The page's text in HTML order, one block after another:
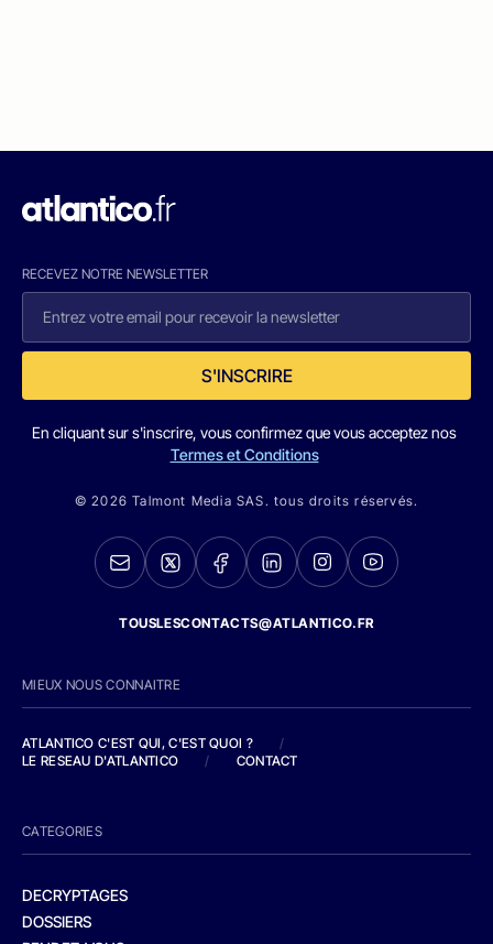
RECEVEZ NOTRE NEWSLETTER
S'INSCRIRE
En cliquant sur s'inscrire, vous confirmez que vous acceptez nos
Termes et Conditions
© 2026 Talmont Media SAS. tous droits réservés.
TOUSLESCONTACTS@ATLANTICO.FR
MIEUX NOUS CONNAITRE
ATLANTICO C'EST QUI, C'EST QUOI ?
/
LE RESEAU D'ATLANTICO
/ CONTACT
CATEGORIES
DECRYPTAGES
DOSSIERS